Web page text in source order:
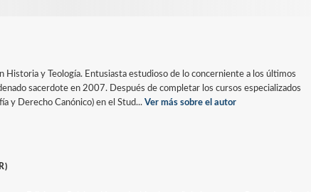
y Teología. Entusiasta estudioso de lo concerniente a los últimos
sacerdote en 2007. Después de completar los cursos especializados
y Derecho Canónico) en el Stud...Ver más sobre el autor